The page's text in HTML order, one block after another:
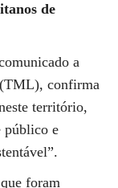
de
a
confirma
território,
público e
foram